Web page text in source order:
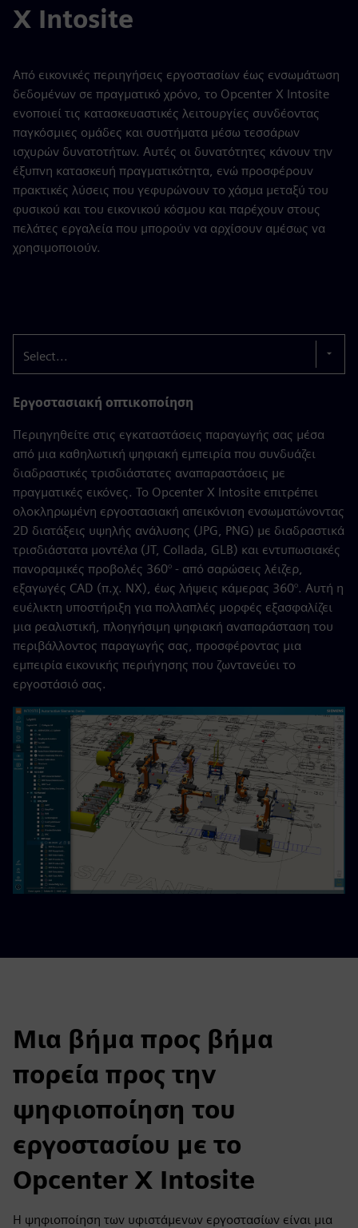
X Intosite
Από εικονικές περιηγήσεις εργοστασίων έως ενσωμάτωση
δεδομένων σε πραγματικό χρόνο, το Opcenter X Intosite
ενοποιεί τις κατασκευαστικές λειτουργίες συνδέοντας
παγκόσμιες ομάδες και συστήματα μέσω τεσσάρων
ισχυρών δυνατοτήτων. Αυτές οι δυνατότητες κάνουν την
έξυπνη κατασκευή πραγματικότητα, ενώ προσφέρουν
πρακτικές λύσεις που γεφυρώνουν το χάσμα μεταξύ του
φυσικού και του εικονικού κόσμου και παρέχουν στους
πελάτες εργαλεία που μπορούν να αρχίσουν αμέσως να
χρησιμοποιούν.
Select...
Εργοστασιακή οπτικοποίηση
Περιηγηθείτε στις εγκαταστάσεις παραγωγής σας μέσα
από μια καθηλωτική ψηφιακή εμπειρία που συνδυάζει
διαδραστικές τρισδιάστατες αναπαραστάσεις με
πραγματικές εικόνες. Το Opcenter X Intosite επιτρέπει
ολοκληρωμένη εργοστασιακή απεικόνιση ενσωματώνοντας
2D διατάξεις υψηλής ανάλυσης (JPG, PNG) με διαδραστικά
τρισδιάστατα μοντέλα (JT, Collada, GLB) και εντυπωσιακές
πανοραμικές προβολές 360° - από σαρώσεις λέιζερ,
εξαγωγές CAD (π.χ. NX), έως λήψεις κάμερας 360°. Αυτή η
ευέλικτη υποστήριξη για πολλαπλές μορφές εξασφαλίζει
μια ρεαλιστική, πλοηγήσιμη ψηφιακή αναπαράσταση του
περιβάλλοντος παραγωγής σας, προσφέροντας μια
εμπειρία εικονικής περιήγησης που ζωντανεύει το
εργοστάσιό σας.
Μια βήμα προς βήμα
πορεία προς την
ψηφιοποίηση του
εργοστασίου με το
Opcenter X Intosite
Η ψηφιοποίηση των υφιστάμενων εργοστασίων είναι μια